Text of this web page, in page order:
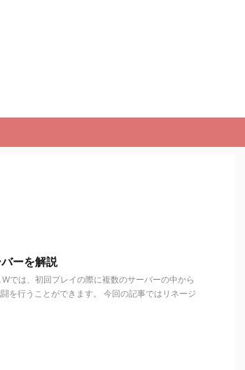
ーを解説
では、初回プレイの際に複数のサーバーの中から
を行うことができます。 今回の記事ではリネージ